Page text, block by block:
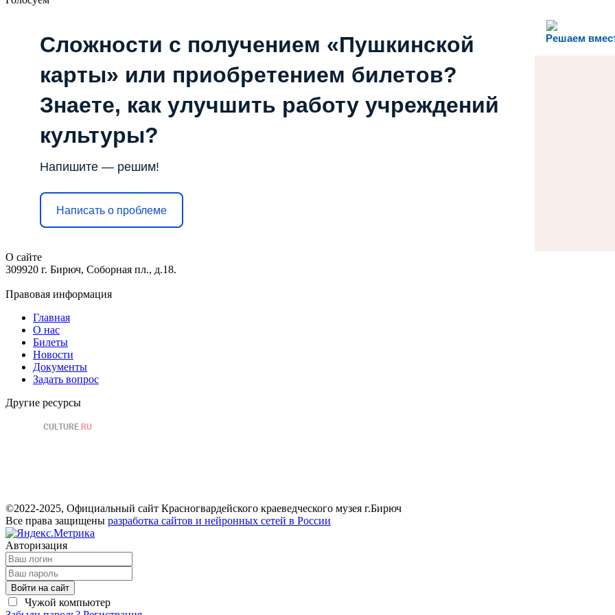
Решаем
Сложности с получением «Пушкинской
карты» или приобретением билетов?
Знаете, как улучшить работу учреждений
культуры?
Напишите — решим!
Написать о проблеме
О сайте
309920 г. Бирюч, Соборная пл., д.18.
Правовая информация
Главная
О нас
Билеты
Новости
Документы
Задать вопрос
Другие ресурсы
©2022-2025, Официальный сайт Красногвардейского краеведческого музея г.Бирюч
Все права защищены разработка сайтов и нейронных сетей в России
Авторизация
Войти на сайт
Чужой компьютер